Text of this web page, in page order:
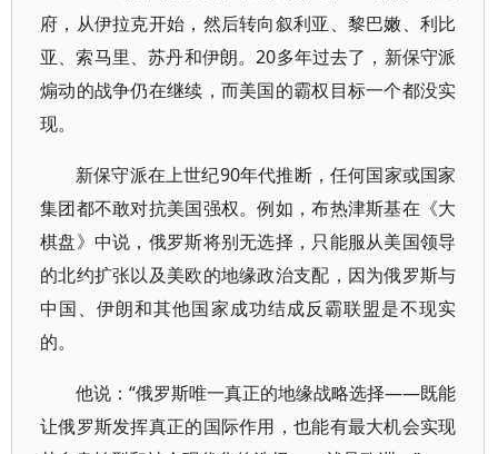
府，从伊拉克开始，然后转向叙利亚、黎巴嫩、利比
亚、索马里、苏丹和伊朗。20多年过去了，新保守派
煽动的战争仍在继续，而美国的霸权目标一个都没实
现。
新保守派在上世纪90年代推断，任何国家或国家
集团都不敢对抗美国强权。例如，布热津斯基在《大
棋盘》中说，俄罗斯将别无选择，只能服从美国领导
的北约扩张以及美欧的地缘政治支配，因为俄罗斯与
中国、伊朗和其他国家成功结成反霸联盟是不现实
的。
他说：“俄罗斯唯一真正的地缘战略选择——既能
让俄罗斯发挥真正的国际作用，也能有最大机会实现